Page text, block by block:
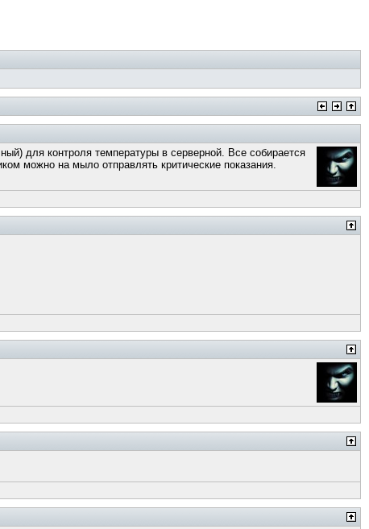
для контроля температуры в серверной. Все собирается
можно на мыло отправлять критические показания.